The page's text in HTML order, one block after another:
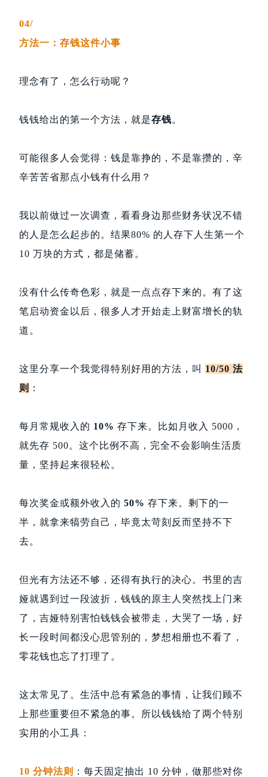
04/
方法一：存钱这件小事
理念有了，怎么行动呢？
钱钱给出的第一个方法，就是存钱。
可能很多人会觉得：钱是靠挣的，不是靠攒的，辛
辛苦苦省那点小钱有什么用？
我以前做过一次调查，看看身边那些财务状况不错
的人是怎么起步的。结果80% 的人存下人生第一个
10 万块的方式，都是储蓄。
没有什么传奇色彩，就是一点点存下来的。有了这
笔启动资金以后，很多人才开始走上财富增长的轨
道。
这里分享一个我觉得特别好用的方法，叫 10/50 法
则
：
每月常规收入的 10% 存下来。比如月收入 5000，
就先存 500。这个比例不高，完全不会影响生活质
量，坚持起来很轻松。
每次奖金或额外收入的 50% 存下来。剩下的一
半，就拿来犒劳自己，毕竟太苛刻反而坚持不下
去。
但光有方法还不够，还得有执行的决心。书里的吉
娅就遇到过一段波折，钱钱的原主人突然找上门来
了，吉娅特别害怕钱钱会被带走，大哭了一场，好
长一段时间都没心思管别的，梦想相册也不看了，
零花钱也忘了打理了。
这太常见了。生活中总有紧急的事情，让我们顾不
上那些重要但不紧急的事。所以钱钱给了两个特别
实用的小工具：
10 分钟法则
：每天固定抽出 10 分钟，做那些对你